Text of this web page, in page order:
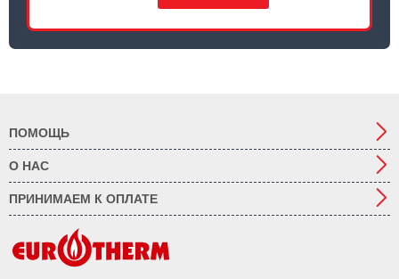
ПОМОЩЬ
О НАС
ПРИНИМАЕМ К ОПЛАТЕ